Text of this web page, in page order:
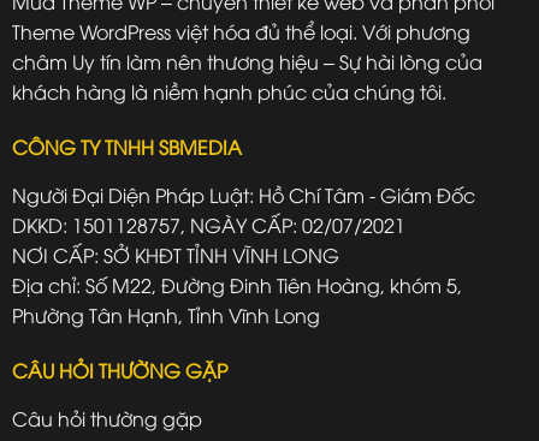
Theme WordPress việt hóa đủ thể loại. Với phương
châm Uy tín làm nên thương hiệu – Sự hài lòng của
khách hàng là niềm hạnh phúc của chúng tôi.
CÔNG TY TNHH SBMEDIA
Người Đại Diện Pháp Luật: Hồ Chí Tâm - Giám Đốc
DKKD: 1501128757, NGÀY CẤP: 02/07/2021
NƠI CẤP: SỞ KHĐT TỈNH VĨNH LONG
Địa chỉ: Số M22, Đường Đinh Tiên Hoàng, khóm 5,
Phường Tân Hạnh, Tỉnh Vĩnh Long
CÂU HỎI THƯỜNG GẶP
Câu hỏi thường gặp